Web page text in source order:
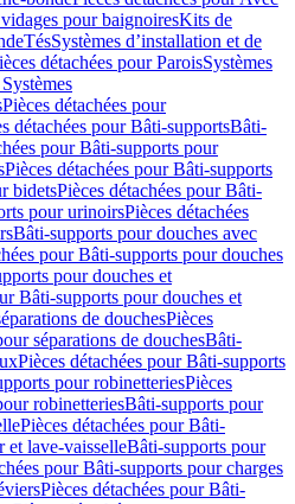
pour baignoiresKits de
TésSystèmes d’installation et de
détachées pour ParoisSystèmes
Pièces détachées pour
détachées pour Bâti-supportsBâti-
pour Bâti-supports pour
Pièces détachées pour Bâti-supports
bidetsPièces détachées pour Bâti-
pour urinoirsPièces détachées
Bâti-supports pour douches avec
pour Bâti-supports pour douches
pour douches et
Bâti-supports pour douches et
de douchesPièces
séparations de douchesBâti-
Pièces détachées pour Bâti-supports
pour robinetteriesPièces
robinetteriesBâti-supports pour
Pièces détachées pour Bâti-
et lave-vaisselleBâti-supports pour
pour Bâti-supports pour charges
Pièces détachées pour Bâti-